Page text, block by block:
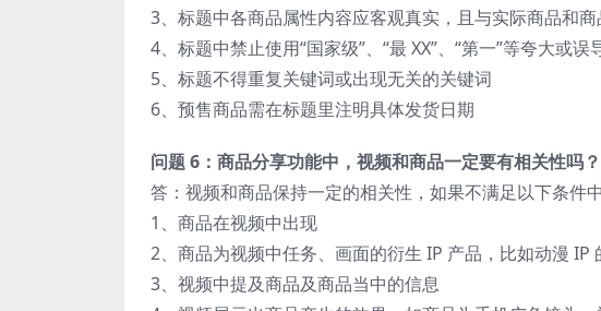
3、标题中各商品属性内容应客观真实，且与实际商品和
4、标题中禁止使用“国家级”、“最 XX”、“第一”等夸大或误
5、标题不得重复关键词或出现无关的关键词
6、预售商品需在标题里注明具体发货日期
问题 6：商品分享功能中，视频和商品一定要有相关性吗？
答：视频和商品保持一定的相关性，如果不满足以下条件
1、商品在视频中出现
2、商品为视频中任务、画面的衍生 IP 产品，比如动漫 IP
3、视频中提及商品及商品当中的信息